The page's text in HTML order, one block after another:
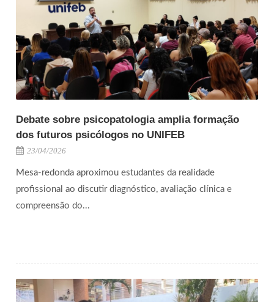
Debate sobre psicopatologia amplia formação
dos futuros psicólogos no UNIFEB
23/04/2026
Mesa-redonda aproximou estudantes da realidade
profissional ao discutir diagnóstico, avaliação clínica e
compreensão do...